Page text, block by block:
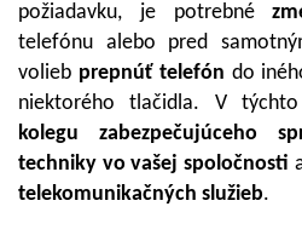
požiadavku, je potrebné
telefónu alebo pred
volieb prepnúť telefón do
niektorého tlačidla. V
kolegu zabezpečujúceho
techniky vo vašej spoločnosti
telekomunikačných služieb.